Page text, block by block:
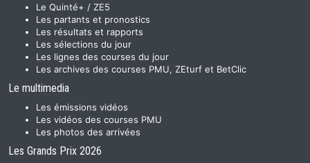
Le Quinté+ / ZE5
Les partants et pronostics
Les résultats et rapports
Les sélections du jour
Les lignes des courses du jour
Les archives des courses PMU, ZEturf et BetClic
Le multimedia
Les émissions vidéos
Les vidéos des courses PMU
Les photos des arrivées
Les Grands Prix 2026